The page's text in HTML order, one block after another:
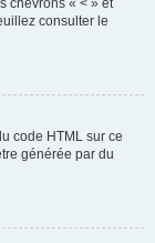
chevrons « < » et
consulter le
code HTML sur ce
générée par du